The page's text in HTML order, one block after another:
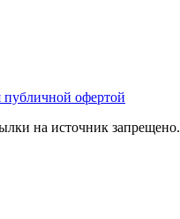
публичной офертой
на источник запрещено.